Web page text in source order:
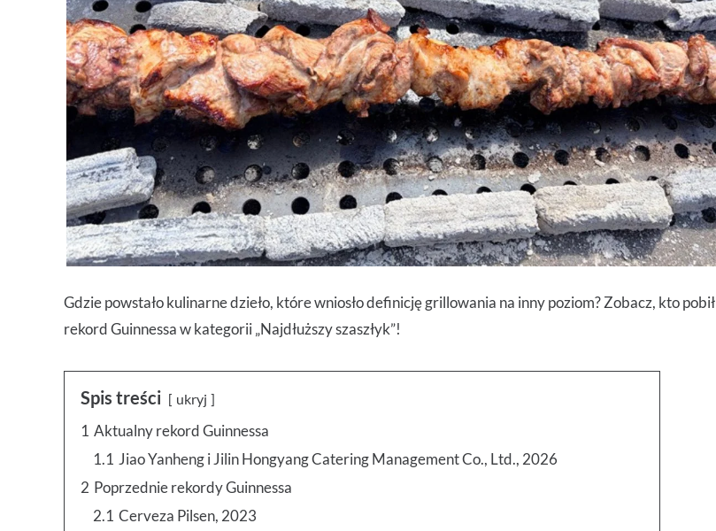
Gdzie powstało kulinarne dzieło, które wniosło definicję grillowania na inny poziom? Zobacz, kto pobił
rekord Guinnessa w kategorii „Najdłuższy szaszłyk”!
Spis treści ukryj
1 Aktualny rekord Guinnessa
1.1 Jiao Yanheng i Jilin Hongyang Catering Management Co., Ltd., 2026
2 Poprzednie rekordy Guinnessa
2.1 Cerveza Pilsen, 2023